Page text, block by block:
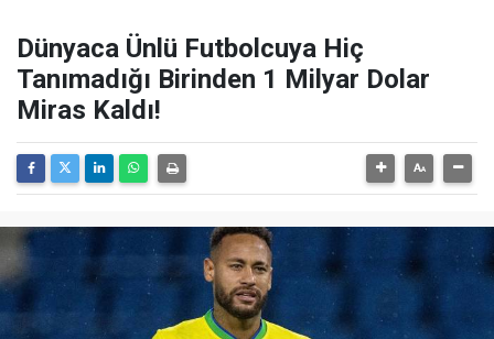
Dünyaca Ünlü Futbolcuya Hiç
Tanımadığı Birinden 1 Milyar Dolar
Miras Kaldı!